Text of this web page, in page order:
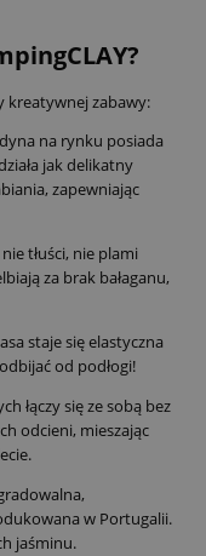
kreatywnej zabawy:
na rynku posiada
jak delikatny
zapewniając
tłuści, nie plami
za brak bałaganu,
staje się elastyczna
od podłogi!
łączy się ze sobą bez
odcieni, mieszając
w Portugalii.
jaśminu.